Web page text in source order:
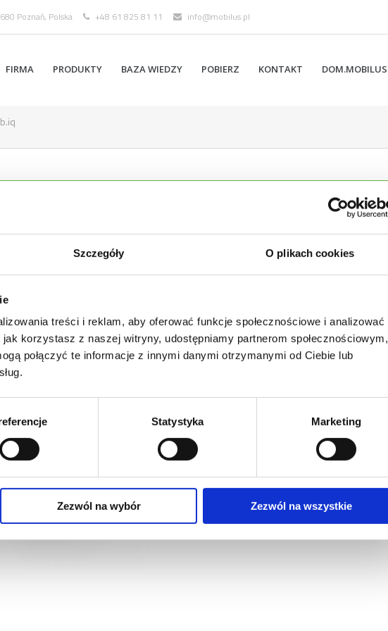
Szczegóły O plikach cookies
treści i reklam, aby oferować funkcje społecznościowe i analizować
korzystasz z naszej witryny, udostępniamy partnerom społecznościowym,
połączyć te informacje z innymi danymi otrzymanymi od Ciebie lub
Statystyka Marketing
Zezwól na wybór Zezwól na wszystkie
Poznań, Polska +48 61 825 81 11 info@mobilus.pl
FIRMA PRODUKTY BAZA WIEDZY POBIERZ KONTAKT DOM.MOBILUS
SPECYFIKACJA
35 GRUP KANAŁÓW
BUZZER
868,42 MHz